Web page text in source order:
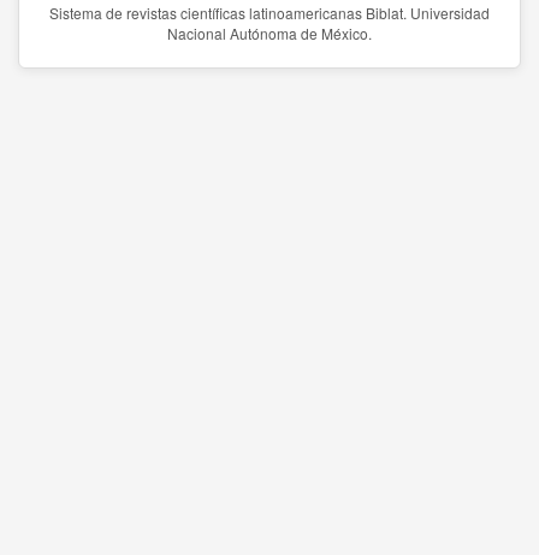
Sistema de revistas científicas latinoamericanas Biblat. Universidad
Nacional Autónoma de México.